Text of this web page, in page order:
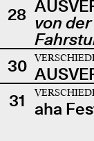
28 von
30
31 aha